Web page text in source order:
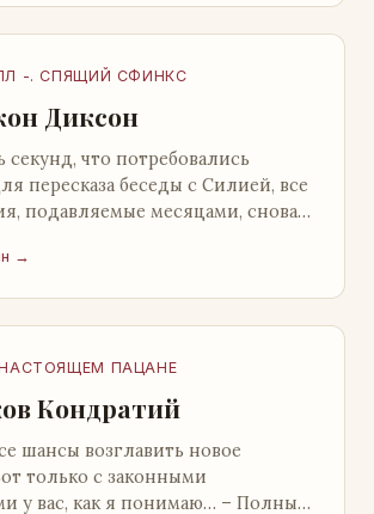
-. СПЯЩИЙ СФИНКС
Диксон
секунд, что потребовались
пересказа беседы с Силией, все
подавляемые месяцами, снова
→
ПАЦАНЕ
Кондратий
шансы возглавить новое
только с законными
у вас, как я понимаю… – Полный